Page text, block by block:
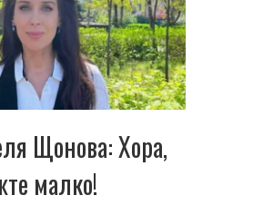
Щонова: Хора,
малко!